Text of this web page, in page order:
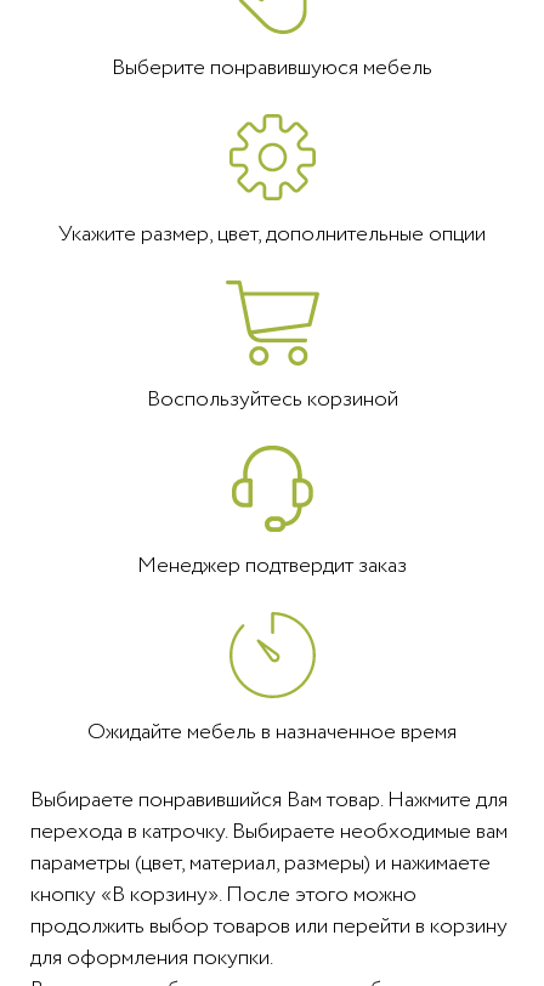
Выберите понравившуюся мебель
Укажите размер, цвет, дополнительные опции
Воспользуйтесь корзиной
Менеджер подтвердит заказ
Ожидайте мебель в назначенное время
Выбираете понравившийся Вам товар. Нажмите для
перехода в катрочку. Выбираете необходимые вам
параметры (цвет, материал, размеры) и нажимаете
кнопку «В корзину». После этого можно
продолжить выбор товаров или перейти в корзину
для оформления покупки.